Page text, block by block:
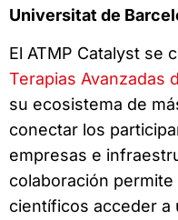
Universitat de
El ATMP Catalyst se
Terapias Avanzadas
su ecosistema de
conectar los
empresas e
colaboración
científicos acceder a